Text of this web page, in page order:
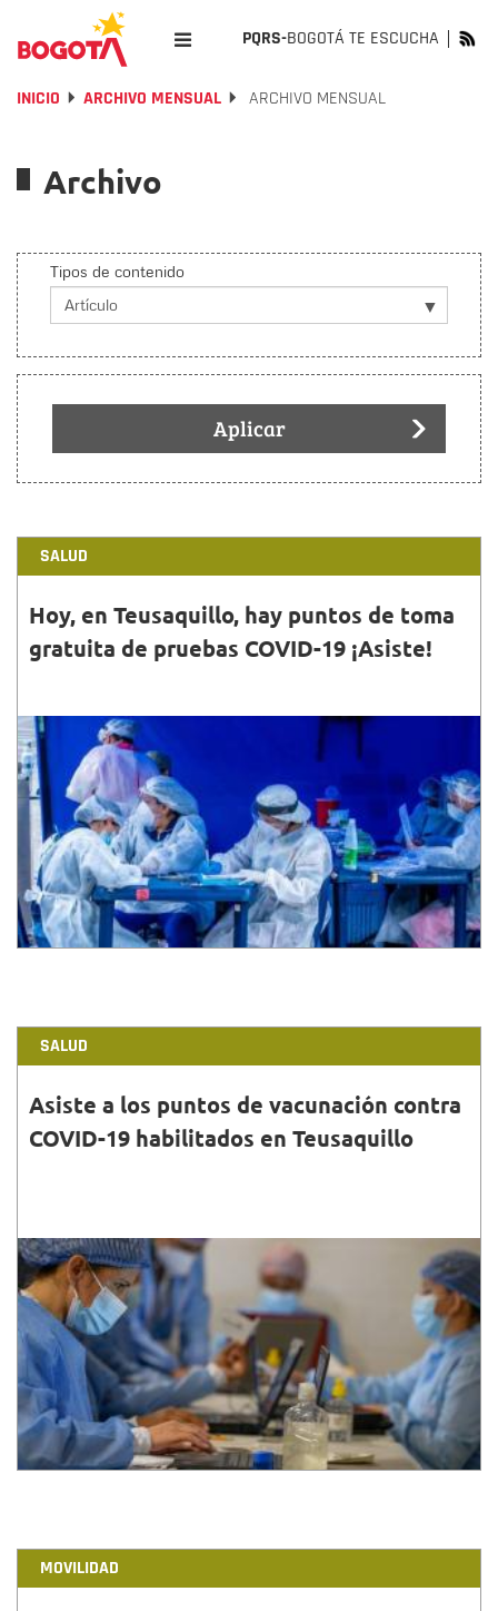
PQRS-BOGOTÁ TE ESCUCHA
INICIO ARCHIVO MENSUAL ARCHIVO MENSUAL
Archivo
Tipos de contenido
Aplicar
SALUD
Hoy, en Teusaquillo, hay puntos de toma
gratuita de pruebas COVID-19 ¡Asiste!
31•MAR•2022
Si habitas en la localidad de Teusaquillo, podrás
acercarte este jueves 31 de marzo a los puntos
habilitados por el Distrito que aquí te compartimos.
SALUD
Asiste a los puntos de vacunación contra
COVID-19 habilitados en Teusaquillo
31•MAR•2022
Te compartimos la información relacionada con
horarios y puntos de vacunación ubicados en esta
localidad para que completes tu esquema de
vacunación.
MOVILIDAD